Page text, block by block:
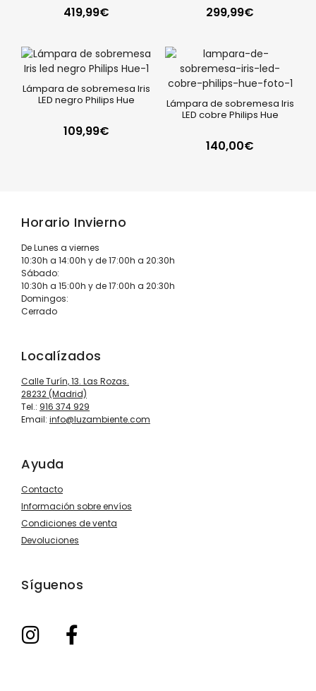
419,99€ 299,99€
Lámpara de sobremesa Iris
LED negro Philips Hue
109,99€
Lámpara de sobremesa Iris
LED cobre Philips Hue
140,00€
Horario Invierno
De Lunes a viernes
10:30h a 14:00h y de 17:00h a 20:30h
Sábado:
10:30h a 15:00h y de 17:00h a 20:30h
Domingos:
Cerrado
Localízados
Calle Turín, 13. Las Rozas.
28232 (Madrid)
Tel.: 916 374 929
Email: info@luzambiente.com
Ayuda
Contacto
Información sobre envíos
Condiciones de venta
Devoluciones
Síguenos